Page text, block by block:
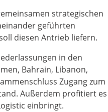
strategischen
geführten
diesen Antrieb liefern.
in den
Bahrain, Libanon,
Zugang zum
Außerdem profitiert es
einbringt.